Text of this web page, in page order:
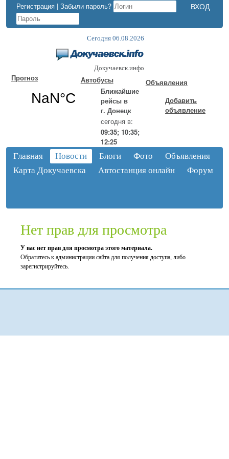
Регистрация | Забыли пароль?
Сегодня 06.08.2026
Докучаевск.инфо
Прогноз
Автобусы
Ближайшие
рейсы в
г. Донецк
сегодня в:
09:35; 10:35;
12:25
Объявления
Добавить
объявление
Главная Новости Блоги Фото
Объявления
Карта Докучаевска
Автостанция онлайн Форум
Нет прав для просмотра
У вас нет прав для просмотра этого материала.
Обратитесь к администрации сайта для получения доступа, либо
зарегистрируйтесь.